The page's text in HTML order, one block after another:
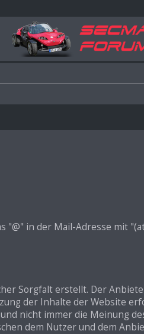
"@" in der Mail-Adresse mit
Sorgfalt erstellt. Der
der Inhalte der Website
nicht immer die Meinung
dem Nutzer und dem